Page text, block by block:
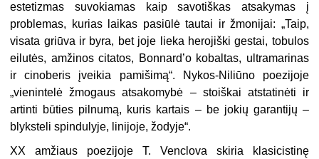
estetizmas suvokiamas kaip savotiškas atsakymas į
problemas, kurias laikas pasiūlė tautai ir žmonijai: „Taip,
visata griūva ir byra, bet joje lieka herojiški gestai, tobulos
eilutės, amžinos citatos, Bonnard’o kobaltas, ultramarinas
ir cinoberis įveikia pamišimą“. Nykos-Niliūno poezijoje
„vienintelė žmogaus atsakomybė – stoiškai atstatinėti ir
artinti būties pilnumą, kuris kartais – be jokių garantijų –
blyksteli spindulyje, linijoje, žodyje“.
XX amžiaus poezijoje T. Venclova skiria klasicistinę